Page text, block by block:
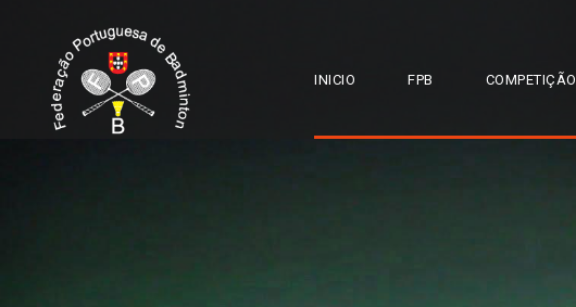
INICIO FPB COMPETIÇÃO